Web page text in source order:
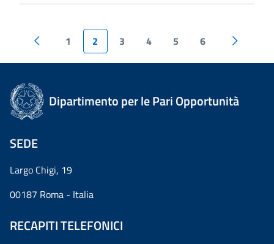
1 2 3 4 5 6
Dipartimento per le Pari Opportunità
SEDE
Largo Chigi, 19
00187 Roma - Italia
RECAPITI TELEFONICI